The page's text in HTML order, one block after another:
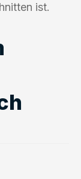
ist.